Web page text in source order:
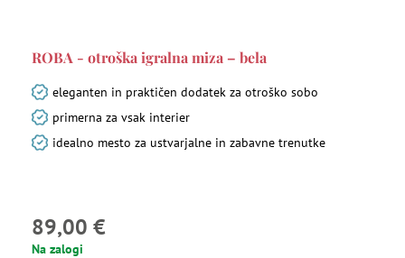
ROBA - otroška igralna miza – bela
eleganten in praktičen dodatek za otroško sobo
primerna za vsak interier
idealno mesto za ustvarjalne in zabavne trenutke
89,00 €
Na zalogi